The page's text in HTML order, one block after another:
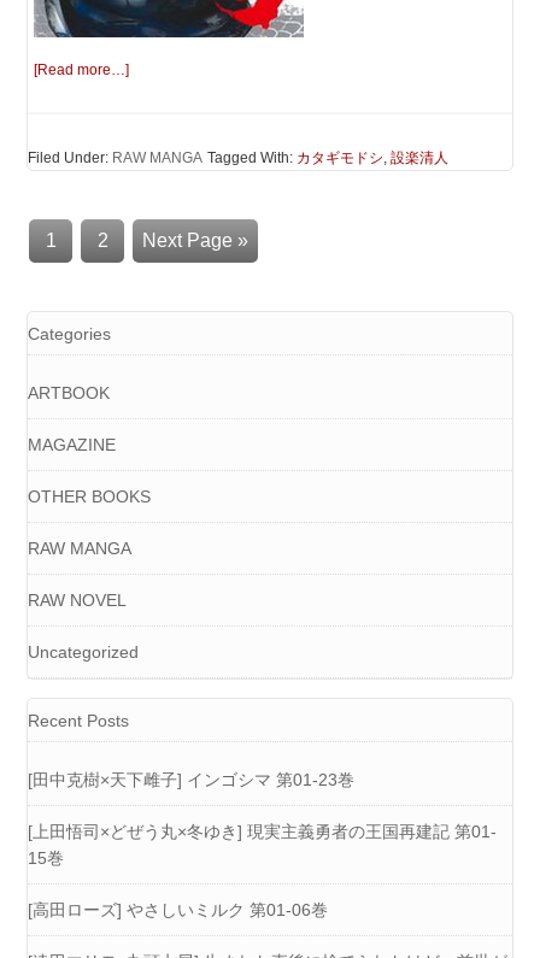
[Read more…]
Filed Under: RAW MANGA Tagged With: カタギモドシ,設楽清人
1 2 Next Page »
Categories
ARTBOOK
MAGAZINE
OTHER BOOKS
RAW MANGA
RAW NOVEL
Uncategorized
Recent Posts
[田中克樹×天下雌子] インゴシマ 第01-23巻
[上田悟司×どぜう丸×冬ゆき] 現実主義勇者の王国再建記 第01-
15巻
[高田ローズ] やさしいミルク 第01-06巻